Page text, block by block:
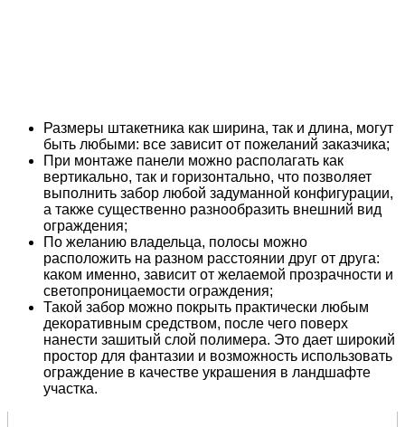
Размеры штакетника как ширина, так и длина, могут
быть любыми: все зависит от пожеланий заказчика;
При монтаже панели можно располагать как
вертикально, так и горизонтально, что позволяет
выполнить забор любой задуманной конфигурации,
а также существенно разнообразить внешний вид
ограждения;
По желанию владельца, полосы можно
расположить на разном расстоянии друг от друга:
каком именно, зависит от желаемой прозрачности и
светопроницаемости ограждения;
Такой забор можно покрыть практически любым
декоративным средством, после чего поверх
нанести зашитый слой полимера. Это дает широкий
простор для фантазии и возможность использовать
ограждение в качестве украшения в ландшафте
участка.